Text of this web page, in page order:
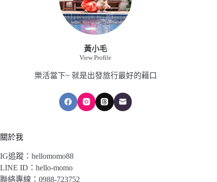
黃小毛
View Profile
樂活當下~ 就是出發旅行最好的藉口
關於我
IG追蹤：hellomomo88
LINE ID：hello-momo
聯絡專線：0988-723752